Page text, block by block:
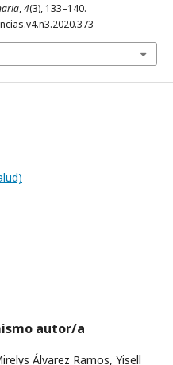
,4(3), 133–140.
autor/a
Álvarez Ramos, Yisell